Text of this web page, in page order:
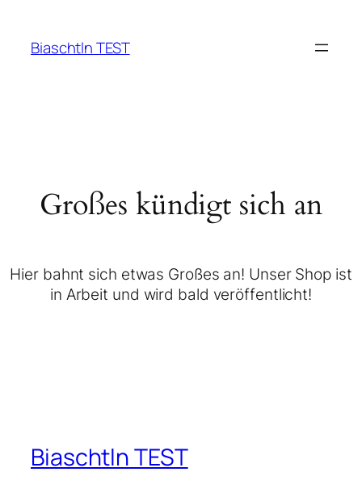
Biaschtln TEST
Großes kündigt sich an
Hier bahnt sich etwas Großes an! Unser Shop ist
in Arbeit und wird bald veröffentlicht!
Biaschtln TEST